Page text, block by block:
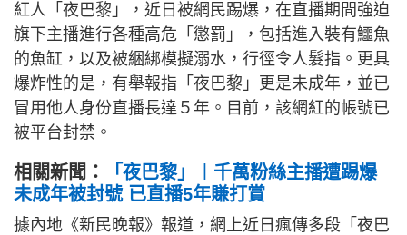
紅人「夜巴黎」，近日被網民踢爆，在直播期間強迫
旗下主播進行各種高危「懲罰」，包括進入裝有鱷魚
的魚缸，以及被綑綁模擬溺水，行徑令人髮指。更具
爆炸性的是，有舉報指「夜巴黎」更是未成年，並已
冒用他人身份直播長達５年。目前，該網紅的帳號已
被平台封禁。
相關新聞：
「夜巴黎」︱千萬粉絲主播遭踢爆
未成年被封號 已直播5年賺打賞
據內地《新民晚報》報道，網上近日瘋傳多段「夜巴